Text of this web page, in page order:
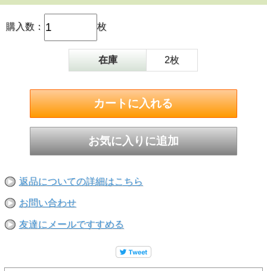
購入数： 枚
在庫 2枚
返品についての詳細はこちら
お問い合わせ
友達にメールですすめる